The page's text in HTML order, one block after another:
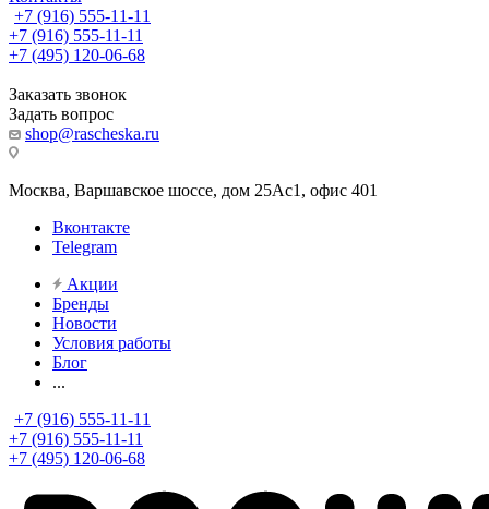
+7 (916) 555-11-11
+7 (916) 555-11-11
+7 (495) 120-06-68
Заказать звонок
Задать вопрос
shop@rascheska.ru
Москва, Варшавское шоссе, дом 25Аc1, офис 401
Вконтакте
Telegram
Акции
Бренды
Новости
Условия работы
Блог
...
+7 (916) 555-11-11
+7 (916) 555-11-11
+7 (495) 120-06-68